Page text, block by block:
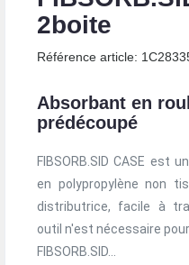
2boite
Référence article:
Absorbant en
prédécoupé
FIBSORB.SID CASE est
en polypropylène non
distributrice, facile à
outil n'est nécessaire
FIBSORB.SID...